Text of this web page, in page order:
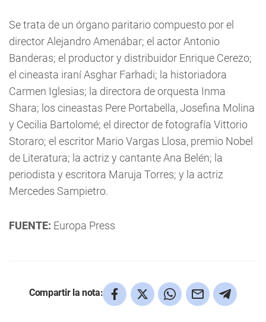
Se trata de un órgano paritario compuesto por el
director Alejandro Amenábar; el actor Antonio
Banderas; el productor y distribuidor Enrique Cerezo;
el cineasta iraní Asghar Farhadi; la historiadora
Carmen Iglesias; la directora de orquesta Inma
Shara; los cineastas Pere Portabella, Josefina Molina
y Cecilia Bartolomé; el director de fotografía Vittorio
Storaro; el escritor Mario Vargas Llosa, premio Nobel
de Literatura; la actriz y cantante Ana Belén; la
periodista y escritora Maruja Torres; y la actriz
Mercedes Sampietro.
FUENTE: Europa Press
Compartir la nota: